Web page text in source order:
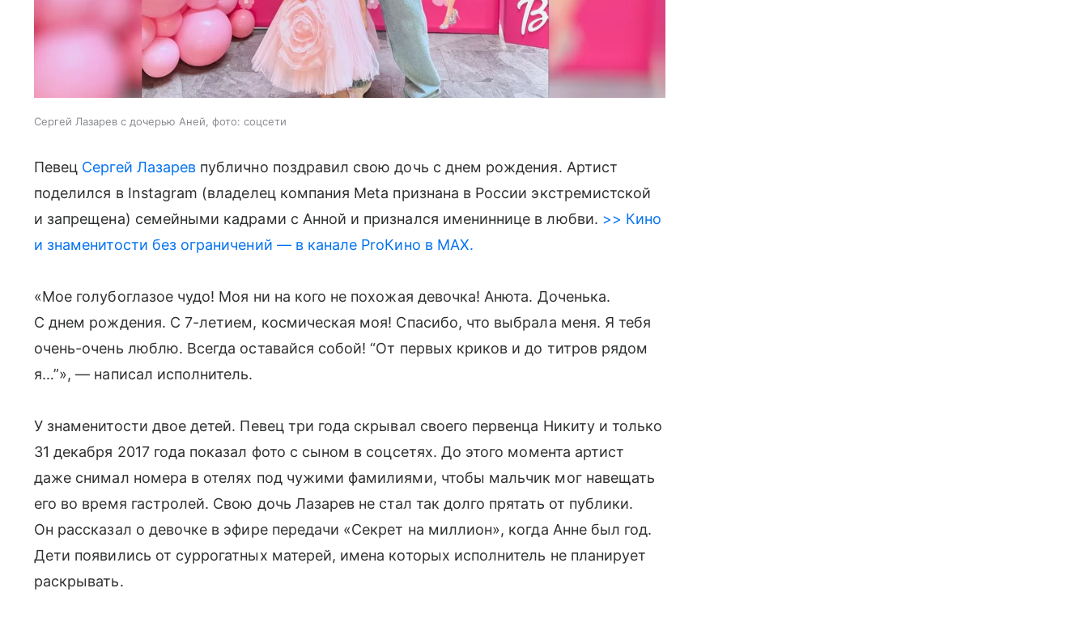
Сергей Лазарев с дочерью Аней, фото: соцсети
Певец Сергей Лазарев публично поздравил свою дочь с днем рождения. Артист
поделился в Instagram (владелец компания Meta признана в России экстремистской
и запрещена) семейными кадрами с Анной и признался имениннице в любви. >> Кино
и знаменитости без ограничений — в канале ProКино в MAX.
«Мое голубоглазое чудо! Моя ни на кого не похожая девочка! Анюта. Доченька.
С днем рождения. С 7-летием, космическая моя! Спасибо, что выбрала меня. Я тебя
очень-очень люблю. Всегда оставайся собой! “От первых криков и до титров рядом
я…”», — написал исполнитель.
У знаменитости двое детей. Певец три года скрывал своего первенца Никиту и только
31 декабря 2017 года показал фото с сыном в соцсетях. До этого момента артист
даже снимал номера в отелях под чужими фамилиями, чтобы мальчик мог навещать
его во время гастролей. Свою дочь Лазарев не стал так долго прятать от публики.
Он рассказал о девочке в эфире передачи «Секрет на миллион», когда Анне был год.
Дети появились от суррогатных матерей, имена которых исполнитель не планирует
раскрывать.